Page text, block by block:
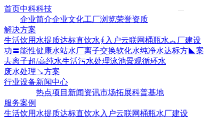
首页中科科技
企业简介企业文化工厂浏览荣誉资质
解决方案
生活饮用水提质达标直饮水∮入户云联网桶瓶水︽厂建设
功〓能性健康水站水厂离子交换软化水纯净水达标方◣案
去离子超/高纯水生活污水处理泳池景观循环水
废水处理↘方案
行业设备新闻中心
热点项目 新闻资讯市场拓展科普基地
服务案例
生活饮用水提质达标直饮水入户云联网桶瓶水厂建设